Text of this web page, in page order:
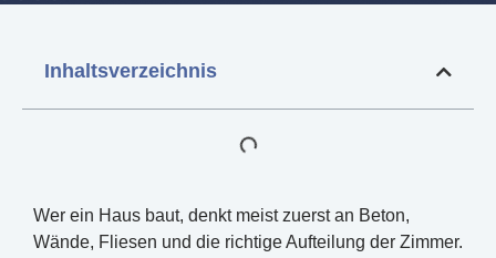
Inhaltsverzeichnis
Wer ein Haus baut, denkt meist zuerst an Beton,
Wände, Fliesen und die richtige Aufteilung der Zimmer.